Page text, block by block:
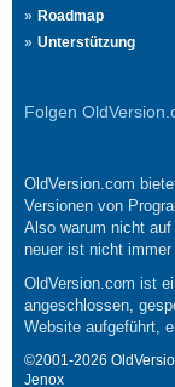
Roadmap
Unterstützung
Folgen
OldVersion.com
Versionen von
Also warum nicht
neuer ist nicht immer
OldVersion.com ist
angeschlossen,
Website aufgeführt,
©2001-2026
Jenox